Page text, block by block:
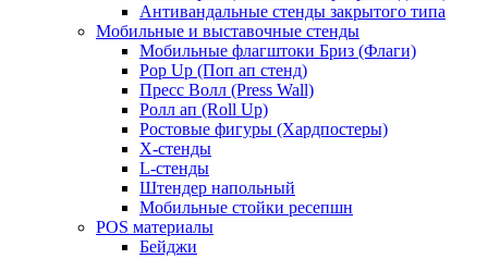
Антивандальные стенды закрытого типа
Мобильные и выставочные стенды
Мобильные флагштоки Бриз (Флаги)
Pop Up (Поп ап стенд)
Пресс Волл (Press Wall)
Ролл ап (Roll Up)
Ростовые фигуры (Хардпостеры)
X-стенды
L-стенды
Штендер напольный
Мобильные стойки ресепшн
POS материалы
Бейджи